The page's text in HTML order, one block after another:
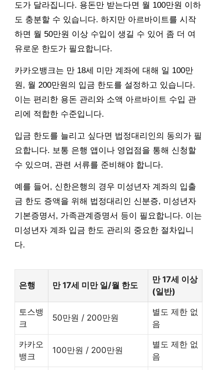
도가 달라집니다. 용돈만 받는다면 월 100만원 이하
도 충분할 수 있습니다. 하지만 아르바이트를 시작
하면 월 50만원 이상 수입이 생길 수 있어 좀 더 여
유로운 한도가 필요합니다.
카카오뱅크는 만 18세 미만 계좌에 대해 일 100만
원, 월 200만원의 입금 한도를 설정하고 있습니다.
이는 편리한 용돈 관리와 소액 아르바이트 수입 관
리에 적합한 수준입니다.
입금 한도를 늘리고 싶다면 법정대리인의 동의가 필
요합니다. 보통 은행 앱이나 영업점을 통해 신청할
수 있으며, 관련 서류를 준비해야 합니다.
예를 들어, 신한은행의 경우 미성년자 계좌의 입출
금 한도 증액을 위해 법정대리인 신분증, 미성년자
기본증명서, 가족관계증명서 등이 필요합니다. 이는
미성년자 계좌 입금 한도 관리의 중요한 절차입니
다.
은행 만 17세 미만 일/월 한도
만 17세 이상
(일반)
토스뱅
크
50만원 / 200만원
별도 제한 없
음
카카오
뱅크
100만원 / 200만원
별도 제한 없
음